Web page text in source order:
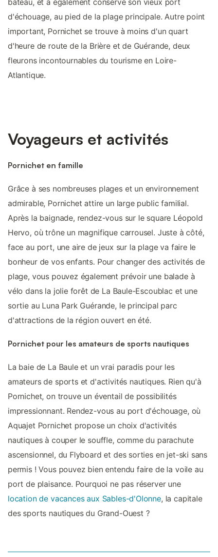
bateau, et a également conservé son vieux port
d'échouage, au pied de la plage principale. Autre point
important, Pornichet se trouve à moins d'un quart
d'heure de route de la Brière et de Guérande, deux
fleurons incontournables du tourisme en Loire-
Atlantique.
Voyageurs et activités
Pornichet en famille
Grâce à ses nombreuses plages et un environnement
admirable, Pornichet attire un large public familial.
Après la baignade, rendez-vous sur le square Léopold
Hervo, où trône un magnifique carrousel. Juste à côté,
face au port, une aire de jeux sur la plage va faire le
bonheur de vos enfants. Pour changer des activités de
plage, vous pouvez également prévoir une balade à
vélo dans la jolie forêt de La Baule-Escoublac et une
sortie au Luna Park Guérande, le principal parc
d'attractions de la région ouvert en été.
Pornichet pour les amateurs de sports nautiques
La baie de La Baule et un vrai paradis pour les
amateurs de sports et d'activités nautiques. Rien qu'à
Pornichet, on trouve un éventail de possibilités
impressionnant. Rendez-vous au port d'échouage, où
Aquajet Pornichet propose un choix d'activités
nautiques à couper le souffle, comme du parachute
ascensionnel, du Flyboard et des sorties en jet-ski sans
permis ! Vous pouvez bien entendu faire de la voile au
port de plaisance. Pourquoi ne pas réserver une
location de vacances aux Sables-d'Olonne, la capitale
des sports nautiques du Grand-Ouest ?